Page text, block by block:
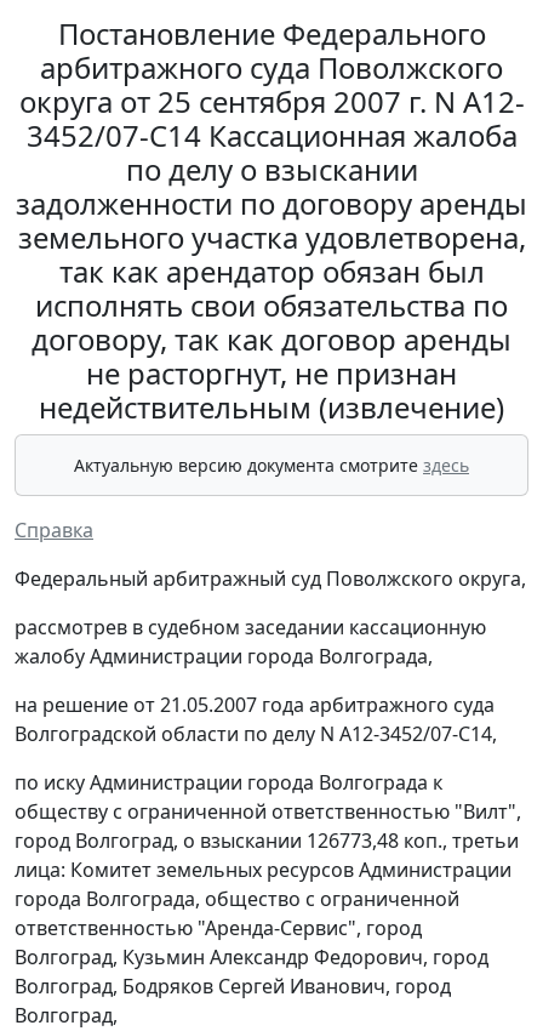
Постановление Федерального
арбитражного суда Поволжского
округа от 25 сентября 2007 г. N А12-
3452/07-С14 Кассационная жалоба
по делу о взыскании
задолженности по договору аренды
земельного участка удовлетворена,
так как арендатор обязан был
исполнять свои обязательства по
договору, так как договор аренды
не расторгнут, не признан
недействительным (извлечение)
Актуальную версию документа смотрите здесь
Справка
Федеральный арбитражный суд Поволжского округа,
рассмотрев в судебном заседании кассационную
жалобу Администрации города Волгограда,
на решение от 21.05.2007 года арбитражного суда
Волгоградской области по делу N А12-3452/07-С14,
по иску Администрации города Волгограда к
обществу с ограниченной ответственностью "Вилт",
город Волгоград, о взыскании 126773,48 коп., третьи
лица: Комитет земельных ресурсов Администрации
города Волгограда, общество с ограниченной
ответственностью "Аренда-Сервис", город
Волгоград, Кузьмин Александр Федорович, город
Волгоград, Бодряков Сергей Иванович, город
Волгоград,